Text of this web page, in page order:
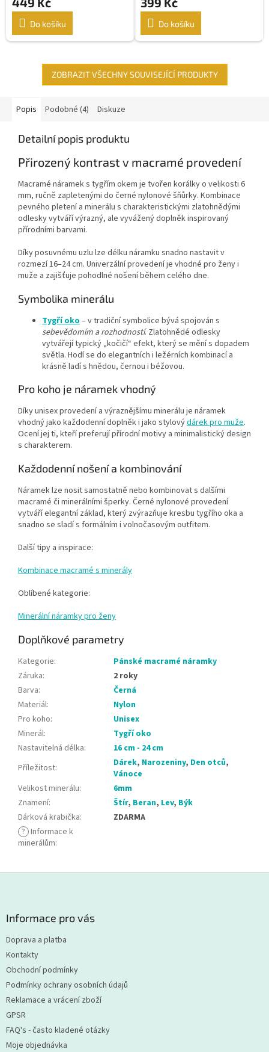
Do košíku Do košíku
ZOBRAZIT VŠECHNY SOUVISEJÍCÍ PRODUKTY
Popis Podobné (4) Diskuze
Detailní popis produktu
Přirozený kontrast v macramé provedení
Macramé náramek s tygřím okem je tvořen korálky o velikosti 6
mm, ručně zapletenými do černé nylonové šňůrky. Kombinace
pevného pletení a minerálu s charakteristickými zlatohnědými
odlesky vytváří výrazný, ale vyvážený doplněk inspirovaný
přírodními barvami.
Díky posuvnému uzlu lze délku náramku snadno nastavit v
rozmezí 16–24 cm. Univerzální provedení je vhodné pro ženy i
muže a zajišťuje pohodlné nošení během celého dne.
Symbolika minerálu
Tygří oko – v tradiční symbolice bývá spojován s
sebevědomím a rozhodností. Zlatohnědé odlesky
vytvářejí typický „kočičí“ efekt, který se mění s dopadem
světla. Hodí se do elegantních i ležérních kombinací a
krásně ladí s hnědou, černou i béžovou.
Pro koho je náramek vhodný
Díky unisex provedení a výraznějšímu minerálu je náramek
vhodný jako každodenní doplněk i jako stylovýdárek pro muže.
Ocení jej ti, kteří preferují přírodní motivy a minimalistický design
s charakterem.
Každodenní nošení a kombinování
Náramek lze nosit samostatně nebo kombinovat s dalšími
macramé či minerálními šperky. Černé nylonové provedení
vytváří elegantní základ, který zvýrazňuje kresbu tygřího oka a
snadno se sladí s formálním i volnočasovým outfitem.
Další tipy a inspirace:
Kombinace macramé s minerály
Oblíbené kategorie:
Minerální náramky pro ženy
Doplňkové parametry
Kategorie:
Pánské macramé náramky
Záruka:
2 roky
Barva:
Černá
Materiál:
Nylon
Pro koho:
Unisex
Minerál:
Tygří oko
Nastavitelná délka:
16 cm - 24 cm
Příležitost: Dárek, Narozeniny, Den otců,
Vánoce
Velikost minerálu:
6mm
Znamení: Štír, Beran, Lev, Býk
Dárková krabička:
ZDARMA
? Informace k
minerálům:
Informace pro vás
Doprava a platba
Kontakty
Obchodní podmínky
Podmínky ochrany osobních údajů
Reklamace a vrácení zboží
GPSR
FAQ's - často kladené otázky
Moje objednávka